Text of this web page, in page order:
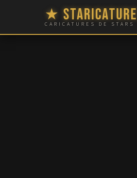
★
CARICATURES DE STARS